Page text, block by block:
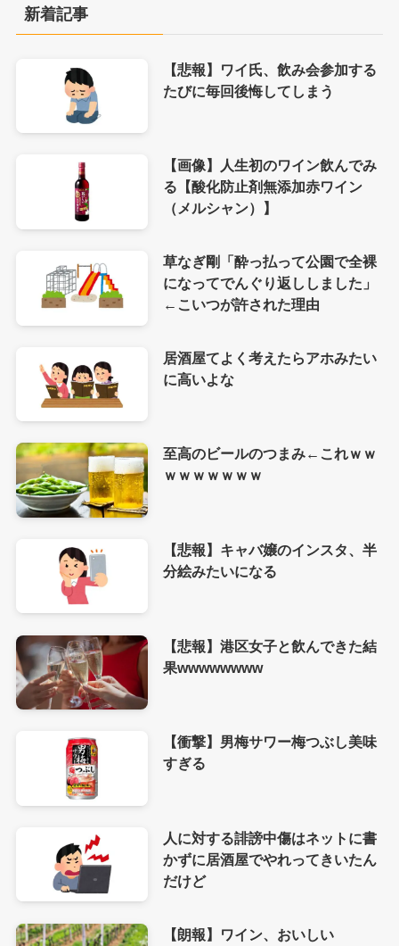
新着記事
【悲報】ワイ氏、飲み会参加する
たびに毎回後悔してしまう
【画像】人生初のワイン飲んでみ
る【酸化防止剤無添加赤ワイン
（メルシャン）】
草なぎ剛「酔っ払って公園で全裸
になってでんぐり返ししました」
←こいつが許された理由
居酒屋てよく考えたらアホみたい
に高いよな
至高のビールのつまみ←これｗｗ
ｗｗｗｗｗｗｗ
【悲報】キャバ嬢のインスタ、半
分絵みたいになる
【悲報】港区女子と飲んできた結
果wwwwwwww
【衝撃】男梅サワー梅つぶし美味
すぎる
人に対する誹謗中傷はネットに書
かずに居酒屋でやれってきいたん
だけど
【朗報】ワイン、おいしい